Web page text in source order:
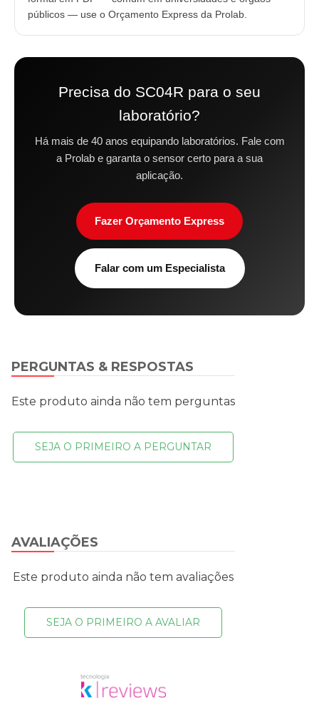
públicos — use o Orçamento Express da Prolab.
Precisa do SC04R para o seu
laboratório?
Há mais de 40 anos equipando laboratórios. Fale com
a Prolab e garanta o sensor certo para a sua
aplicação.
Fazer Orçamento Express
Falar com um Especialista
AVALIAÇÕES
Este produto ainda não tem avaliações
SEJA O PRIMEIRO A AVALIAR
PERGUNTAS & RESPOSTAS
Este produto ainda não tem perguntas
SEJA O PRIMEIRO A PERGUNTAR